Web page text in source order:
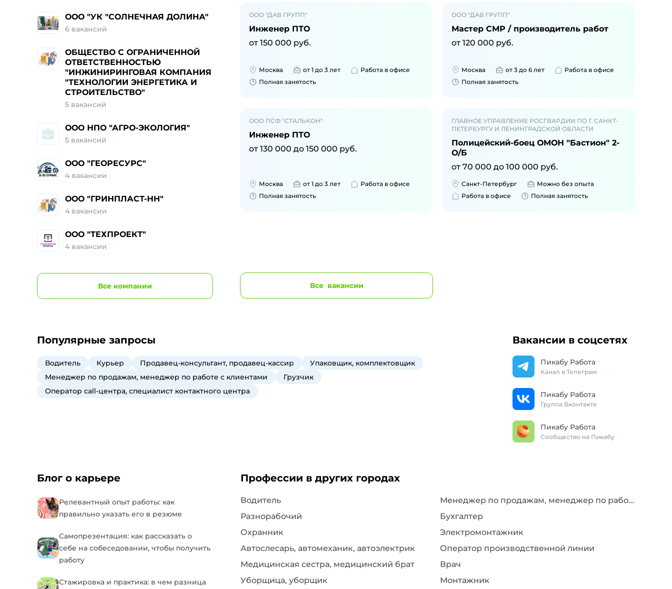
ООО "УК "СОЛНЕЧНАЯ ДОЛИНА"
6 вакансий
ОБЩЕСТВО С ОГРАНИЧЕННОЙ
ОТВЕТСТВЕННОСТЬЮ
"ИНЖИНИРИНГОВАЯ КОМПАНИЯ
"ТЕХНОЛОГИИ ЭНЕРГЕТИКА И
СТРОИТЕЛЬСТВО"
5 вакансий
ООО НПО "АГРО-ЭКОЛОГИЯ"
5 вакансий
ООО "ГЕОРЕСУРС"
4 вакансии
ООО "ГРИНПЛАСТ-НН"
4 вакансии
ООО "ТЕХПРОЕКТ"
4 вакансии
Все компании
ООО "ДАВ ГРУПП"
Инженер ПТО
от 150 000 руб.
Москва от 1 до 3 лет
Работа в офисе
Полная занятость
ООО "ДАВ ГРУПП"
Мастер СМР / производитель работ
от 120 000 руб.
Москва от 3 до 6 лет
Работа в офисе
Полная занятость
ООО ПСФ "СТАЛЬКОН"
Инженер ПТО
от 130 000 до 150 000 руб.
Москва от 1 до 3 лет
Работа в офисе
Полная занятость
ГЛАВНОЕ УПРАВЛЕНИЕ РОСГВАРДИИ ПО Г. САНКТ-
ПЕТЕРБУРГУ И ЛЕНИНГРАДСКОЙ ОБЛАСТИ
Полицейский-боец ОМОН "Бастион" 2-
О/Б
от 70 000 до 100 000 руб.
Санкт-Петербург
Можно без опыта
Работа в офисе
Полная занятость
Все вакансии
Популярные запросы
Водитель Курьер Продавец-консультант, продавец-кассир
Упаковщик, комплектовщик
Менеджер по продажам, менеджер по работе с клиентами
Грузчик
Оператор call-центра, специалист контактного центра
Вакансии в соцсетях
Пикабу Работа
Канал в Телеграм
Пикабу Работа
Группа Вконтакте
Пикабу Работа
Сообщество на Пикабу
Блог о карьере
Релевантный опыт работы: как
правильно указать его в резюме
Самопрезентация: как рассказать о
себе на собеседовании, чтобы получить
работу
Стажировка и практика: в чем разница
Профессии в других городах
Водитель
Менеджер по продажам, менеджер по работе с клиентами
Разнорабочий
Бухгалтер
Охранник
Электромонтажник
Автослесарь, автомеханик, автоэлектрик
Оператор производственной линии
Медицинская сестра, медицинский брат
Врач
Уборщица, уборщик
Монтажник